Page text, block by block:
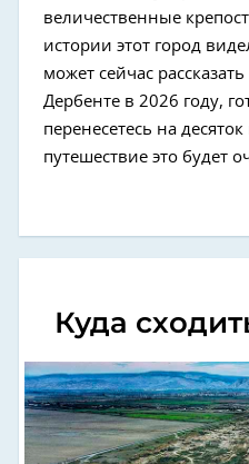
величественные
истории этот город
может сейчас
Дербенте в 2026 году,
перенесетесь на
путешествие это будет
Куда